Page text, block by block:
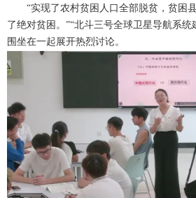
“实现了农村贫困人口全部脱贫，贫困
了绝对贫困。”“北斗三号全球卫星导航系
围坐在一起展开热烈讨论。